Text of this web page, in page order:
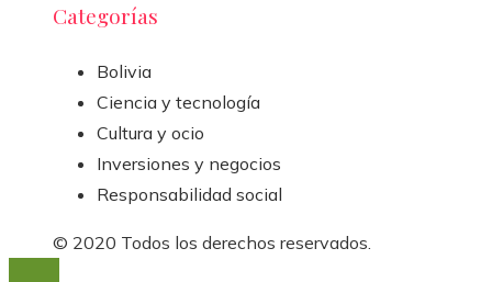
Categorías
Bolivia
Ciencia y tecnología
Cultura y ocio
Inversiones y negocios
Responsabilidad social
© 2020 Todos los derechos reservados.